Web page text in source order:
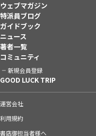
ウェブマガジン
特派員ブログ
ガイドブック
ニュース
著者一覧
コミュニティ
新規会員登録
GOOD LUCK TRIP
運営会社
利用規約
書店御担当者様へ